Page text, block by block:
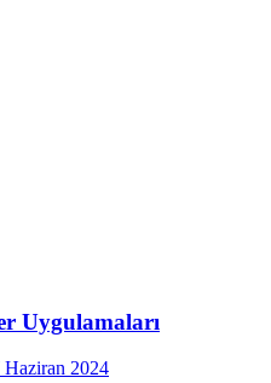
Uygulamaları
Haziran 2024